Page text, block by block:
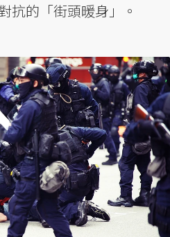
抗的「街頭暖身」。